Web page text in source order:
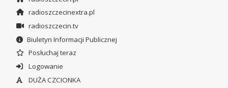
radioszczecinextra.pl
radioszczecin.tv
Biuletyn Informacji Publicznej
Posłuchaj teraz
Logowanie
DUŻA CZCIONKA